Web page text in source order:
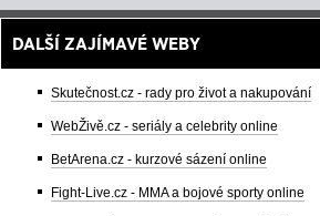
DALŠÍ ZAJÍMAVÉ WEBY
Skutečnost.cz - rady pro život a nakupování
WebŽivě.cz - seriály a celebrity online
BetArena.cz - kurzové sázení online
Fight-Live.cz - MMA a bojové sporty online